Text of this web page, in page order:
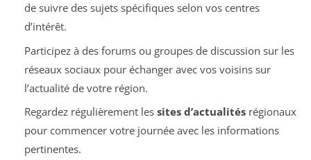
de suivre des sujets spécifiques selon vos centres
d’intérêt.
Participez à des forums ou groupes de discussion sur les
réseaux sociaux pour échanger avec vos voisins sur
l’actualité de votre région.
Regardez régulièrement les sites d’actualitésrégionaux
pour commencer votre journée avec les informations
pertinentes.